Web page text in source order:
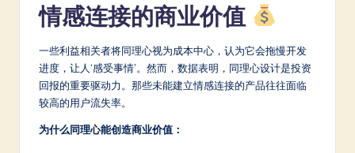
情感连接的商业价值
一些利益相关者将同理心视为成本中心，认为它会拖慢开发
进度，让人‘感受事情’。然而，数据表明，同理心设计是投资
回报的重要驱动力。那些未能建立情感连接的产品往往面临
较高的用户流失率。
为什么同理心能创造商业价值：